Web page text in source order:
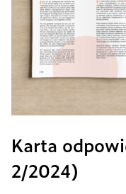
Karta
2/2024)